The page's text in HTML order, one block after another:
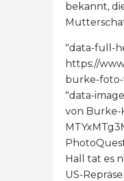
bekannt,
"data-full-
https://
burke-foto-
"data-
von Burke-
Hall tat es
US-